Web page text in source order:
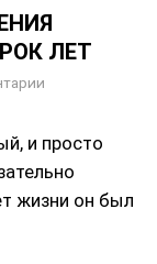
ЛЕТ
и просто
жизни он был